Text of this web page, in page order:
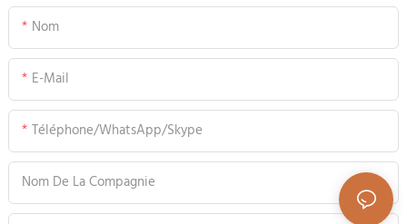
Nom
E-Mail
Téléphone/WhatsApp/Skype
Nom De La Compagnie